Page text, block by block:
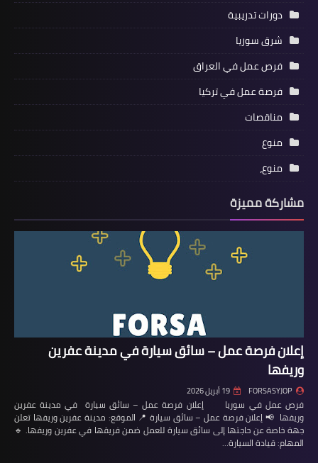
دورات تدريبية
شرق سوريا
فرص عمل في العراق
فرصة عمل في تركيا
مناقصات
منوع
منوع،
مشاركة مميزة
إعلان فرصة عمل – سائق سيارة في مدينة عفرين
وريفها
FORSASYJOP 19 أبريل 2026
فرص عمل في سوريا إعلان فرصة عمل – سائق سيارة في مدينة عفرين
وريفها 📢 إعلان فرصة عمل – سائق سيارة 📍 الموقع: مدينة عفرين وريفها تعلن
جهة خاصة عن حاجتها إلى سائق سيارة للعمل ضمن فريقها في عفرين وريفها. 🔹
المهام: قيادة السيارة…